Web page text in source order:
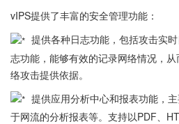
vIPS提供了丰富的安全管理功能：
提供各种日志功能，包括攻击实
志功能，能够有效的记录网络情况，
络攻击提供依据。
提供应用分析中心和报表功能，
于网流的分析报表等。支持以PDF、